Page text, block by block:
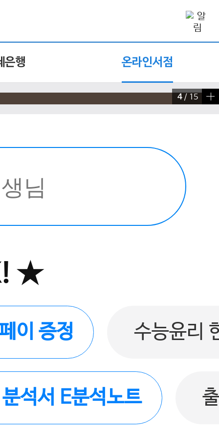
은행 온라인서점
4/ 15
★
이 증정 수능윤리
석서 E분석노트